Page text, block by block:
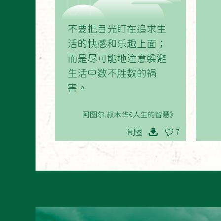
不要把目光盯在追求生
活的快感和乐趣上面；
而是尽可能地注意躲避
生活中数不胜数的祸
害。
阿图尔.叔本华《人生的智慧》
制图 7